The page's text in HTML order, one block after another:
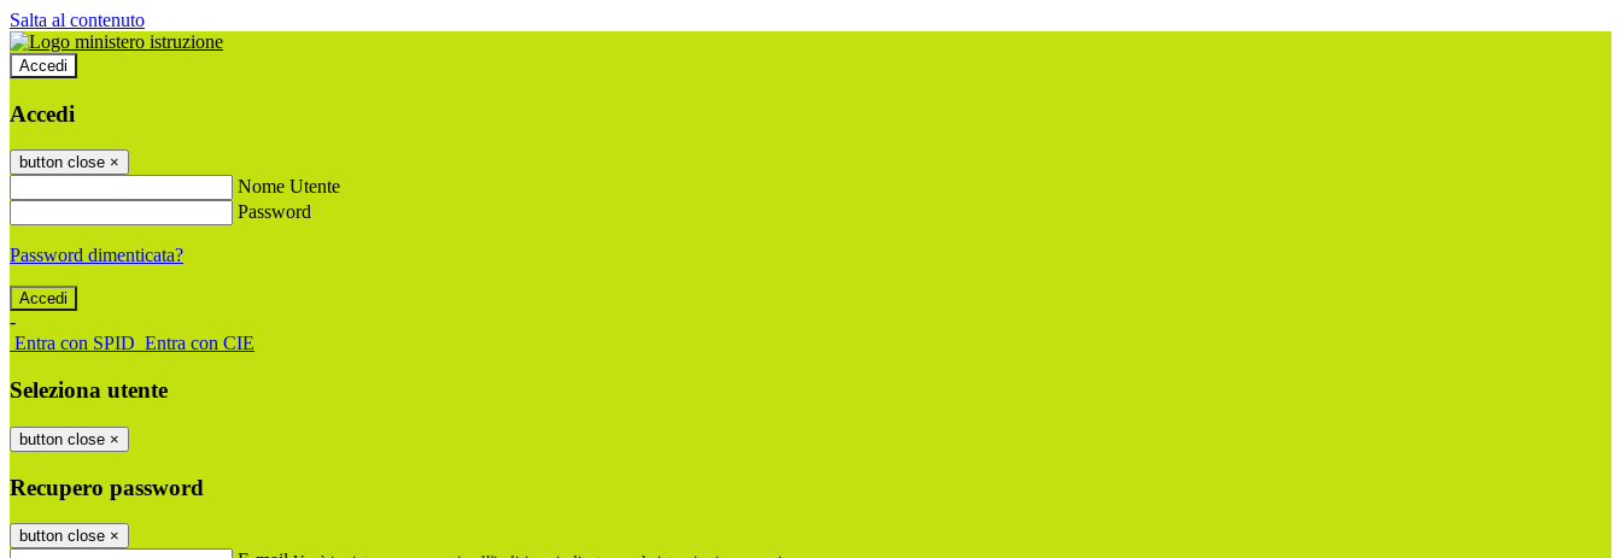
Salta al contenuto
Accedi
Accedi
button close ×
Nome Utente
Password
Password dimenticata?
-
Entra con SPID Entra con CIE
Seleziona utente
button close ×
Recupero password
button close ×